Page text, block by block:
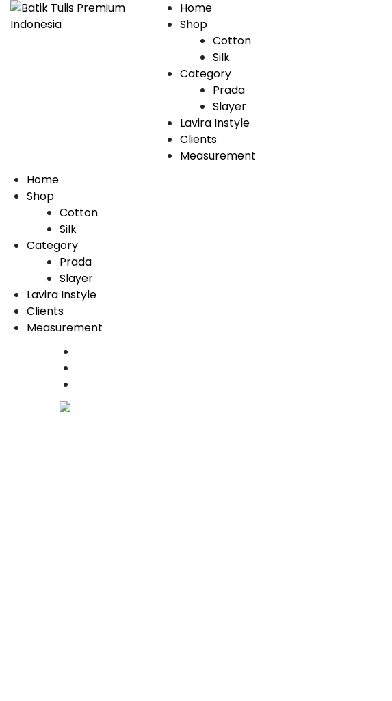
Skip
Home
Shop
Cotton
Silk
Category
Prada
Slayer
Lavira Instyle
Clients
Measurement
Home
Shop
Cotton
Silk
Category
Prada
Slayer
Lavira Instyle
Clients
Measurement